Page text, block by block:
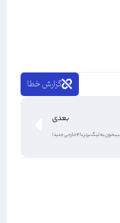
گزارش خطا
بعدی
لیگ برتر با 4 خارجی جدید!